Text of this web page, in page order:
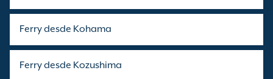
Ferry desde Kohama
Ferry desde Kozushima